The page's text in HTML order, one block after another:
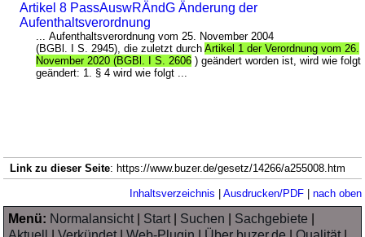
Artikel 8 PassAuswRÄndG Änderung der
Aufenthaltsverordnung
... Aufenthaltsverordnung vom 25. November 2004
(BGBl. I S. 2945), die zuletzt durchArtikel 1 der Verordnung vom 26.
November 2020 (BGBl. I S. 2606 ) geändert worden ist, wird wie folgt
geändert: 1. § 4 wird wie folgt ...
Link zu dieser Seite: https://www.buzer.de/gesetz/14266/a255008.htm
Inhaltsverzeichnis Ausdrucken/PDF| nach oben
Menü: Normalansicht| Start| Suchen Sachgebiete